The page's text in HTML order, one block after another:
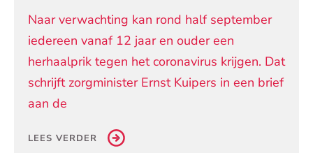
Naar verwachting kan rond half september
iedereen vanaf 12 jaar en ouder een
herhaalprik tegen het coronavirus krijgen. Dat
schrijft zorgminister Ernst Kuipers in een brief
aan de
LEES VERDER